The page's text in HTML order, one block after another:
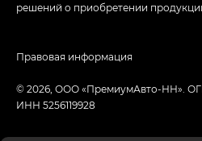
решений о приобретении
© 2026, ООО «ПремиумАвто-НН».
ИНН 5256119928
Правовая информация